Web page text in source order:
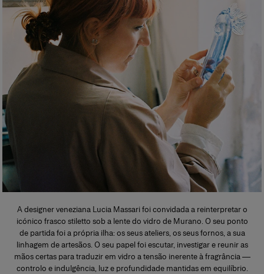
A designer veneziana Lucia Massari foi convidada a reinterpretar o
icónico frasco stiletto sob a lente do vidro de Murano. O seu ponto
de partida foi a própria ilha: os seus ateliers, os seus fornos, a sua
linhagem de artesãos. O seu papel foi escutar, investigar e reunir as
mãos certas para traduzir em vidro a tensão inerente à fragrância —
controlo e indulgência, luz e profundidade mantidas em equilíbrio.